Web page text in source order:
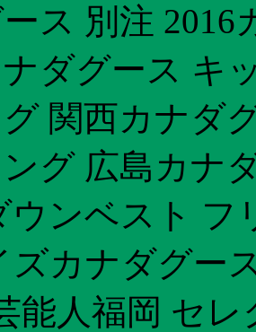
ス 別注
ダグース キ
関西カナダ
グ 広島カナ
ウンベスト フ
ズカナダグー
能人福岡 セ